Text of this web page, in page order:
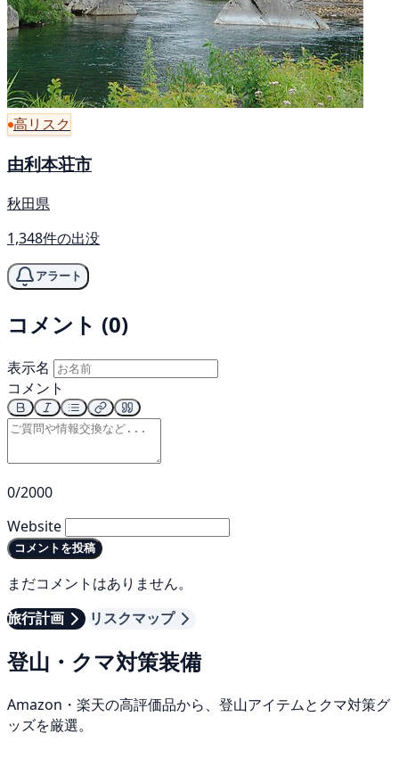
高リスク
由利本荘市
秋田県
1,348件の出没
アラート
コメント (0)
表示名
コメント
0/2000
Website
コメントを投稿
まだコメントはありません。
旅行計画
リスクマップ
登山・クマ対策装備
Amazon・楽天の高評価品から、登山アイテムとクマ対策グ
ッズを厳選。